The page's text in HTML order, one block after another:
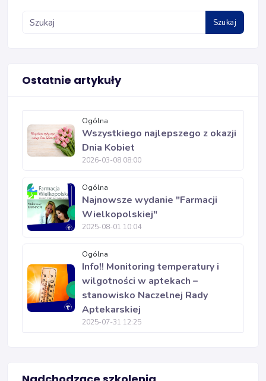
Szukaj
Ostatnie artykuły
Ogólna
Wszystkiego najlepszego z okazji
Dnia Kobiet
2026-03-08 08:00
Ogólna
Najnowsze wydanie "Farmacji
Wielkopolskiej"
2025-08-01 10:04
Ogólna
Info!! Monitoring temperatury i
wilgotności w aptekach –
stanowisko Naczelnej Rady
Aptekarskiej
2025-07-31 12:25